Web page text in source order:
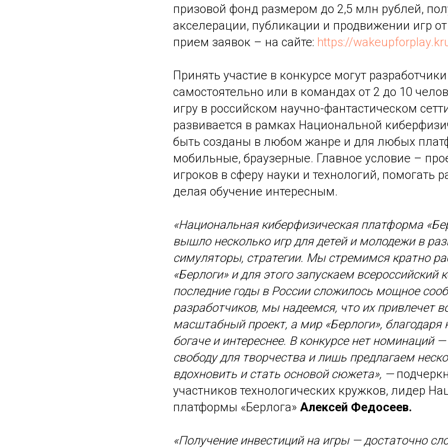
призовой фонд размером до 2,5 млн рублей,
акселерации, публикации и продвижении игр
прием заявок – на сайте: https://
Принять участие в конкурсе могут
самостоятельно или в командах от 2 до 10
игру в российском научно-фантастическом
развивается в рамках Национальной
быть созданы в любом жанре и для любых
мобильные, браузерные. Главное условие –
игроков в сферу науки и технологий, помогать
делая обучение интересным.
«Национальная киберфизическая платформа
вышло несколько игр для детей и молодежи в
симуляторы, стратегии. Мы стремимся кратно
«Берлоги» и для этого запускаем всероссийский
последние годы в России сложилось мощное
разработчиков, мы надеемся, что их привлечет
масштабный проект, а мир «Берлоги»,
богаче и интереснее. В конкурсе нет
свободу для творчества и лишь предлагаем
вдохновить и стать основой сюжета», —
участников технологических кружков, лидер
платформы «Берлога» Алексей Федосеев.
«Получение инвестиций на игры — достаточно